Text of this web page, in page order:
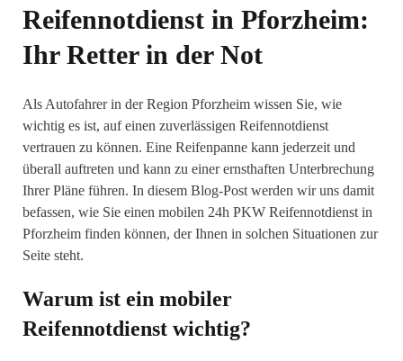
Reifennotdienst in Pforzheim:
Ihr Retter in der Not
Als Autofahrer in der Region Pforzheim wissen Sie, wie
wichtig es ist, auf einen zuverlässigen Reifennotdienst
vertrauen zu können. Eine Reifenpanne kann jederzeit und
überall auftreten und kann zu einer ernsthaften Unterbrechung
Ihrer Pläne führen. In diesem Blog-Post werden wir uns damit
befassen, wie Sie einen mobilen 24h PKW Reifennotdienst in
Pforzheim finden können, der Ihnen in solchen Situationen zur
Seite steht.
Warum ist ein mobiler
Reifennotdienst wichtig?